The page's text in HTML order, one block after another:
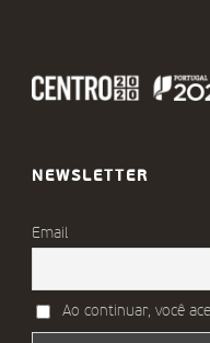
NEWSLETTER
Email
Ao continuar, você